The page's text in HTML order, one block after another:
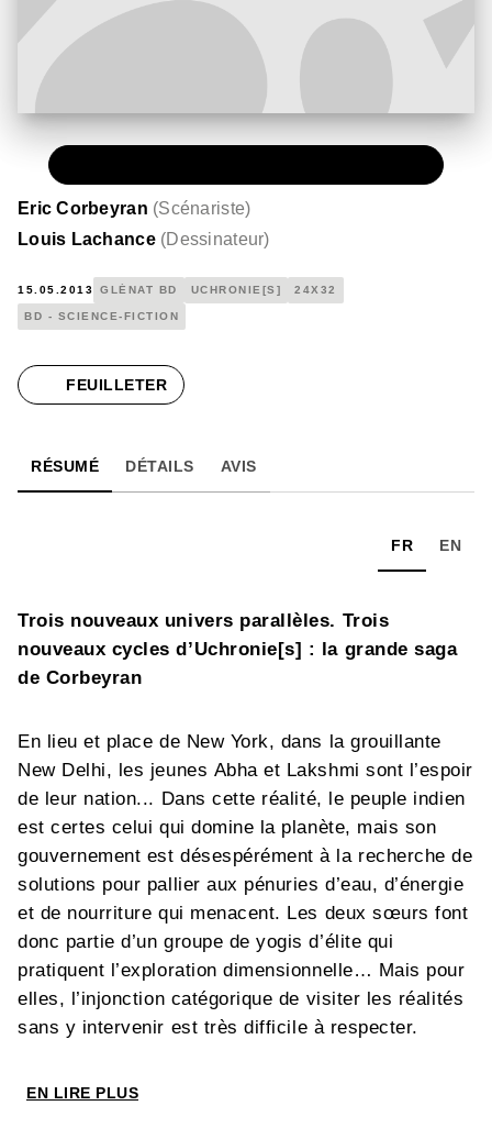
Eric Corbeyran (Scénariste)
Louis Lachance (Dessinateur)
15.05.2013 GLÉNAT BD UCHRONIE[S] 24X32
BD - SCIENCE-FICTION
FEUILLETER
RÉSUMÉ DÉTAILS AVIS
FR EN
Trois nouveaux univers parallèles. Trois
nouveaux cycles d’Uchronie[s] : la grande saga
de Corbeyran
En lieu et place de New York, dans la grouillante
New Delhi, les jeunes Abha et Lakshmi sont l’espoir
de leur nation... Dans cette réalité, le peuple indien
est certes celui qui domine la planète, mais son
gouvernement est désespérément à la recherche de
solutions pour pallier aux pénuries d’eau, d’énergie
et de nourriture qui menacent. Les deux sœurs font
donc partie d’un groupe de yogis d’élite qui
pratiquent l’exploration dimensionnelle… Mais pour
elles, l’injonction catégorique de visiter les réalités
sans y intervenir est très difficile à respecter.
une âme coincée entre les réalités tandis que sa
EN LIRE PLUS